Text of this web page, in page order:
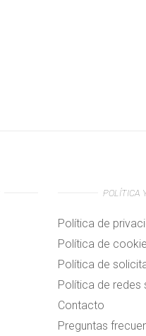
POLÍTICA
Política de
Política de
Política de
Política de redes
Contacto
Preguntas